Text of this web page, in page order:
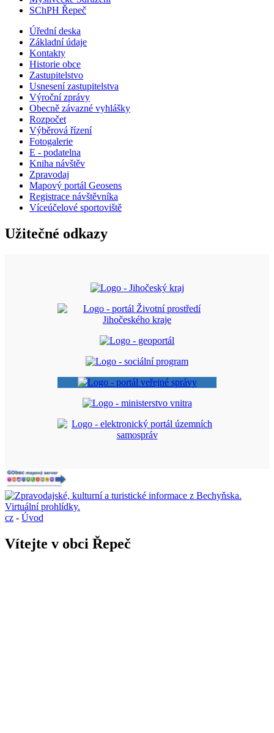
SChPH Řepeč
Úřední deska
Základní údaje
Kontakty
Historie obce
Zastupitelstvo
Usnesení zastupitelstva
Výroční zprávy
Obecně závazné vyhlášky
Rozpočet
Výběrová řízení
Fotogalerie
E - podatelna
Kniha návštěv
Zpravodaj
Mapový portál Geosens
Registrace návštěvníka
Víceúčelové sportoviště
Užitečné odkazy
cz - Úvod
Vítejte v obci Řepeč